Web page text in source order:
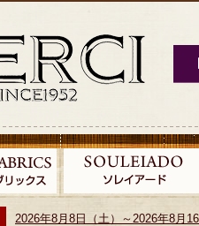
2026年8月8日（土）～2026年8月